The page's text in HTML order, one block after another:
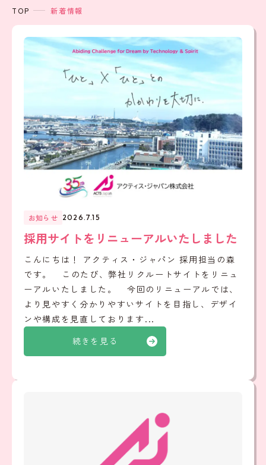
TOP 新着情報
続きを見る
お知らせ 2026.7.15
採用サイトをリニューアルいたしました
こんにちは！ アクティス・ジャパン 採用担当の森
です。 このたび、弊社リクルートサイトをリニュ
ーアルいたしました。 今回のリニューアルでは、
より見やすく分かりやすいサイトを目指し、デザイ
ンや構成を見直しております...